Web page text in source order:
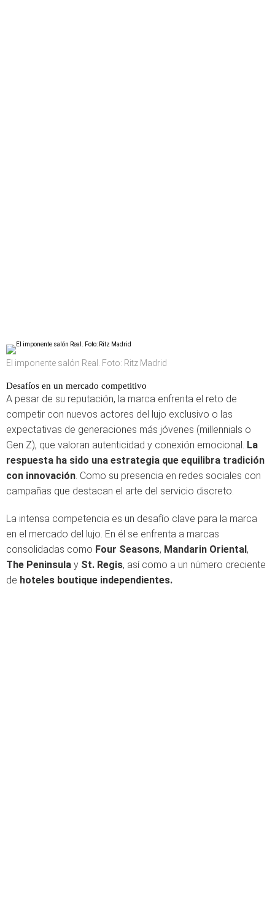
El imponente salón Real. Foto: Ritz Madrid
Desafíos en un mercado competitivo
A pesar de su reputación, la marca enfrenta el reto de
competir con nuevos actores del lujo exclusivo o las
expectativas de generaciones más jóvenes (millennials o
Gen Z), que valoran autenticidad y conexión emocional. La
respuesta ha sido una estrategia que equilibra tradición
con innovación. Como su presencia en redes sociales con
campañas que destacan el arte del servicio discreto.
La intensa competencia es un desafío clave para la marca
en el mercado del lujo. En él se enfrenta a marcas
consolidadas como Four Seasons, Mandarin Oriental,
The Peninsula y St. Regis, así como a un número creciente
de hoteles boutique independientes.